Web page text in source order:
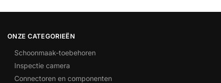
ONZE CATEGORIEËN
Schoonmaak-toebehoren
Inspectie camera
Connectoren en componenten